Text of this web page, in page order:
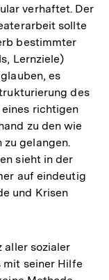
verhaftet. Der
sollte
bestimmter
Lernziele)
es
des
richtigen
zu den wie
gelangen.
sieht in der
auf eindeutig
und Krisen
aller sozialer
seiner Hilfe